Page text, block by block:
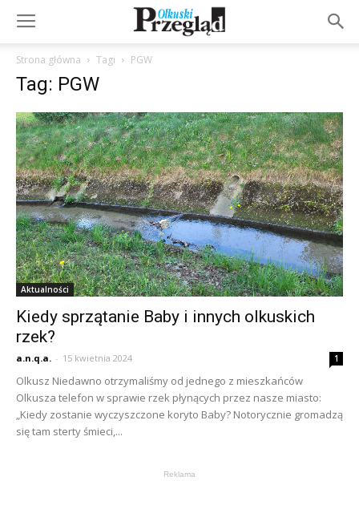
Strona główna Tagi PGW
Tag: PGW
Aktualności
Kiedy sprzątanie Baby i innych olkuskich
rzek?
a.n.q.a. - 15 kwietnia 2024 1
Olkusz Niedawno otrzymaliśmy od jednego z mieszkańców
Olkusza telefon w sprawie rzek płynących przez nasze miasto:
„Kiedy zostanie wyczyszczone koryto Baby? Notorycznie gromadzą
się tam sterty śmieci,...
Reklama